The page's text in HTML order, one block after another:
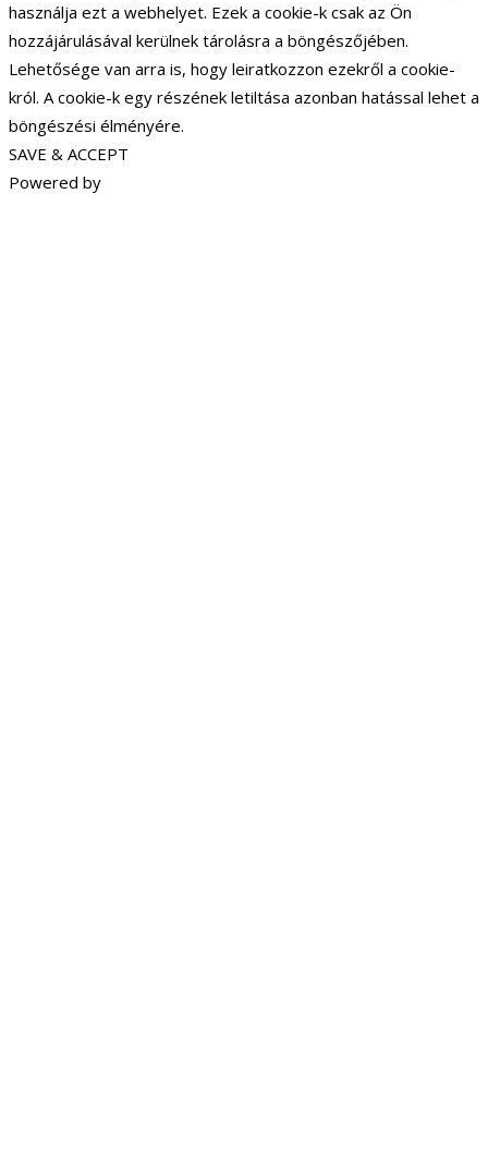
használja ezt a webhelyet. Ezek a cookie-k csak az Ön
hozzájárulásával kerülnek tárolásra a böngészőjében.
Lehetősége van arra is, hogy leiratkozzon ezekről a cookie-
król. A cookie-k egy részének letiltása azonban hatással lehet a
böngészési élményére.
SAVE & ACCEPT
Powered by